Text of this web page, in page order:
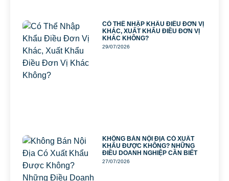
CÓ THỂ NHẬP KHẨU ĐIỀU ĐƠN VỊ
KHÁC, XUẤT KHẨU ĐIỀU ĐƠN VỊ
KHÁC KHÔNG?
29/07/2026
KHÔNG BÁN NỘI ĐỊA CÓ XUẤT
KHẨU ĐƯỢC KHÔNG? NHỮNG
ĐIỀU DOANH NGHIỆP CẦN BIẾT
27/07/2026